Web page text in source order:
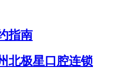
指南
北极星口腔连锁